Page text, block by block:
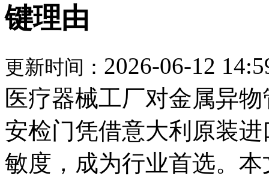
键理由
更新时间： 2026-06-12
医疗器械工厂对金属异
安检门凭借意大利原装
敏度，成为行业首选。